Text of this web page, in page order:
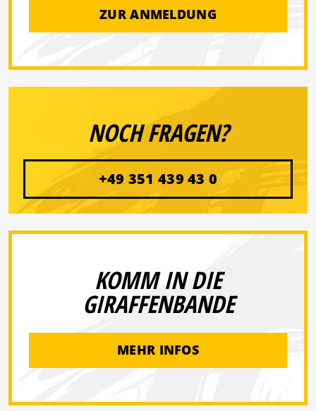
ZUR ANMELDUNG
NOCH FRAGEN?
+49 351 439 43 0
KOMM IN DIE
GIRAFFENBANDE
MEHR INFOS